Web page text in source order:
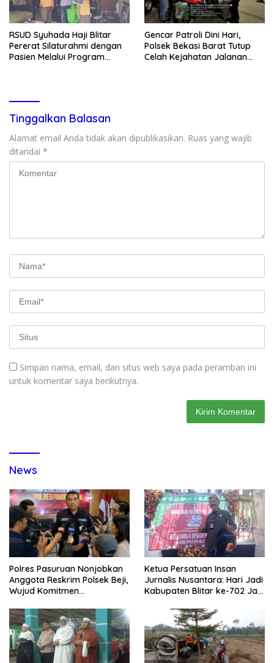
RSUD Syuhada Haji Blitar
Pererat Silaturahmi dengan
Pasien Melalui Program
Gencar Patroli Dini Hari,
Polsek Bekasi Barat Tutup
Celah Kejahatan Jalanan
Tinggalkan Balasan
Alamat email Anda tidak akan dipublikasikan. Ruas yang wajib
ditandai *
Simpan nama, email, dan situs web saya pada peramban ini
untuk komentar saya berikutnya.
News
Polres Pasuruan Nonjobkan
Anggota Reskrim Polsek Beji,
Wujud Komitmen
Dugaan Penganiayaan
Ketua Persatuan Insan
Jurnalis Nusantara: Hari Jadi
Kabupaten Blitar ke-702 Jadi
Pembangunan